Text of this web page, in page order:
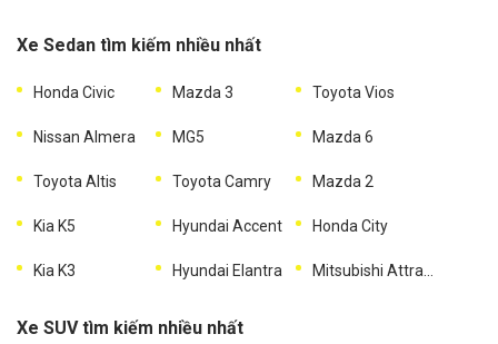
Xe Sedan tìm kiếm nhiều nhất
Honda Civic Mazda 3 Toyota Vios
Nissan Almera MG5 Mazda 6
Toyota Altis Toyota Camry Mazda 2
Kia K5 Hyundai Accent Honda City
Kia K3 Hyundai Elantra Mitsubishi Attrage
Xe SUV tìm kiếm nhiều nhất